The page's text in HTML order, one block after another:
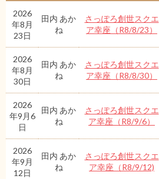
2026
年8月
23日
田内 あか
ね
さっぽろ創世スクエ
ア幸座（R8/8/23）
2026
年8月
30日
田内 あか
ね
さっぽろ創世スクエ
ア幸座（R8/8/30）
2026
年9月6
日
田内 あか
ね
さっぽろ創世スクエ
ア幸座（R8/9/6）
2026
年9月
12日
田内 あか
ね
さっぽろ創世スクエ
ア幸座（R8/9/12)